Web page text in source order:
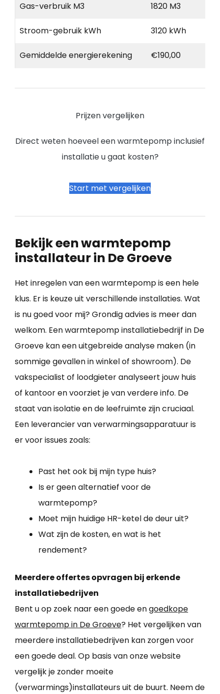
Gas-verbruik M3 1820 M3
Stroom-gebruik kWh 3120 kWh
Gemiddelde energierekening €190,00
Prijzen vergelijken
Direct weten hoeveel een warmtepomp inclusief
installatie u gaat kosten?
Start met vergelijken
Bekijk een warmtepomp
installateur in De Groeve
Het inregelen van een warmtepomp is een hele
klus. Er is keuze uit verschillende installaties. Wat
is nu goed voor mij? Grondig advies is meer dan
welkom. Een warmtepomp installatiebedrijf in De
Groeve kan een uitgebreide analyse maken (in
sommige gevallen in winkel of showroom). De
vakspecialist of loodgieter analyseert jouw huis
of kantoor en voorziet je van verdere info. De
staat van isolatie en de leefruimte zijn cruciaal.
Een leverancier van verwarmingsapparatuur is
er voor issues zoals:
Past het ook bij mijn type huis?
Is er geen alternatief voor de
warmtepomp?
Moet mijn huidige HR-ketel de deur uit?
Wat zijn de kosten, en wat is het
rendement?
Meerdere offertes opvragen bij erkende
installatiebedrijven
Bent u op zoek naar een goede engoedkope
warmtepomp in De Groeve? Het vergelijken van
meerdere installatiebedrijven kan zorgen voor
een goede deal. Op basis van onze website
vergelijk je zonder moeite
(verwarmings)installateurs uit de buurt. Neem de